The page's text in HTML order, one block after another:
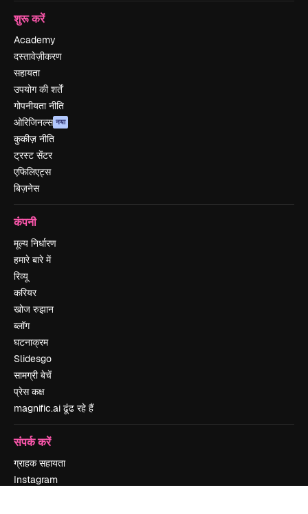
शुरू करें
Academy
दस्तावेज़ीकरण
सहायता
उपयोग की शर्तें
गोपनीयता नीति
ओरिजिनल्स नया
कुकीज़ नीति
ट्रस्ट सेंटर
एफिलिएट्स
बिज़नेस
कंपनी
मूल्य निर्धारण
हमारे बारे में
रिव्यू
करियर
खोज रुझान
ब्लॉग
घटनाक्रम
Slidesgo
सामग्री बेचें
प्रेस कक्ष
magnific.ai ढूंढ रहे हैं
संपर्क करें
ग्राहक सहायता
Instagram